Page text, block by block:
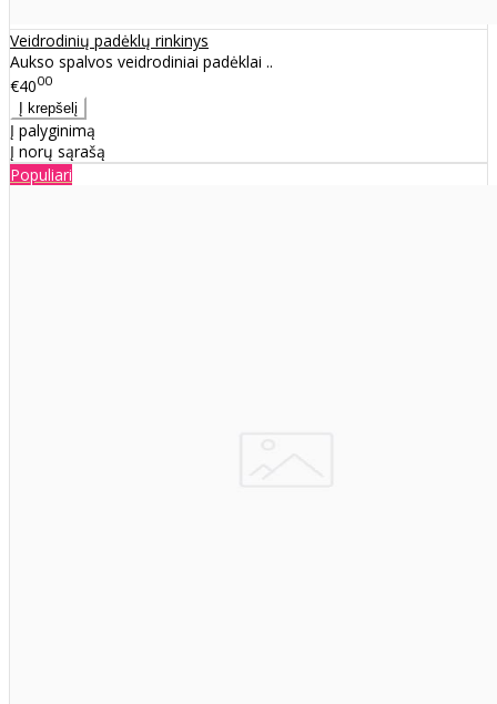
Veidrodinių padėklų rinkinys
Aukso spalvos veidrodiniai padėklai ..
€4000
Į palyginimą
Į norų sąrašą
Populiari